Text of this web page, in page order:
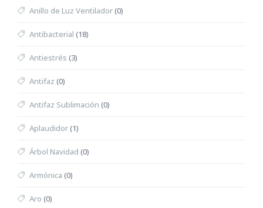
Anillo de Luz Ventilador(0)
Antibacterial (18)
Antiestrés (3)
Antifaz (0)
Antifaz Sublimación (0)
Aplaudidor(1)
Árbol Navidad (0)
Armónica (0)
Aro (0)